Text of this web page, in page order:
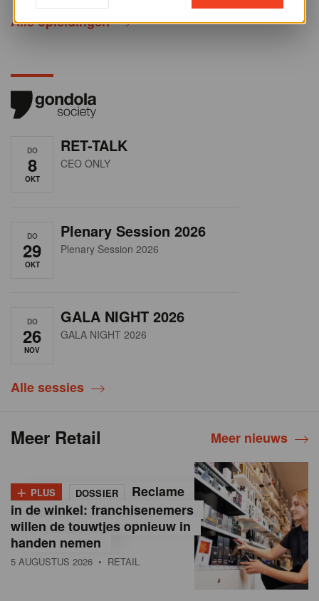
Alle opleidingen
DO
8
OKT
RET-TALK
CEO ONLY
DO
29
OKT
Plenary Session 2026
Plenary Session 2026
DO
26
NOV
GALA NIGHT 2026
GALA NIGHT 2026
Alle sessies
Meer Retail Meer nieuws
+ PLUS DOSSIER
Reclame
in de winkel: franchisenemers
willen de touwtjes opnieuw in
handen nemen
5 AUGUSTUS 2026 • RETAIL